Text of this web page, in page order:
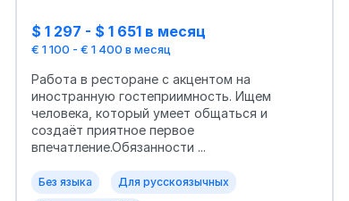
$ 1 297 - $ 1 651 в месяц
€ 1 100 - € 1 400 в месяц
Работа в ресторане с акцентом на
иностранную гостеприимность. Ищем
человека, который умеет общаться и
создаёт приятное первое
впечатление.Обязанности ...
Без языка Для русскоязычных